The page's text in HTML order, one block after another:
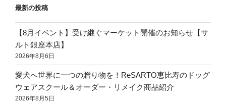
最新の投稿
【8月イベント】受け継ぐマーケット開催のお知らせ【サ
ルト銀座本店】
2026年8月6日
愛犬へ世界に一つの贈り物を！ReSARTO恵比寿のドッグ
ウェアスクール＆オーダー・リメイク商品紹介
2026年8月5日